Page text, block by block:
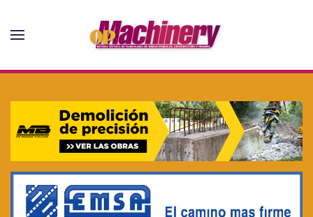
Skip to main content